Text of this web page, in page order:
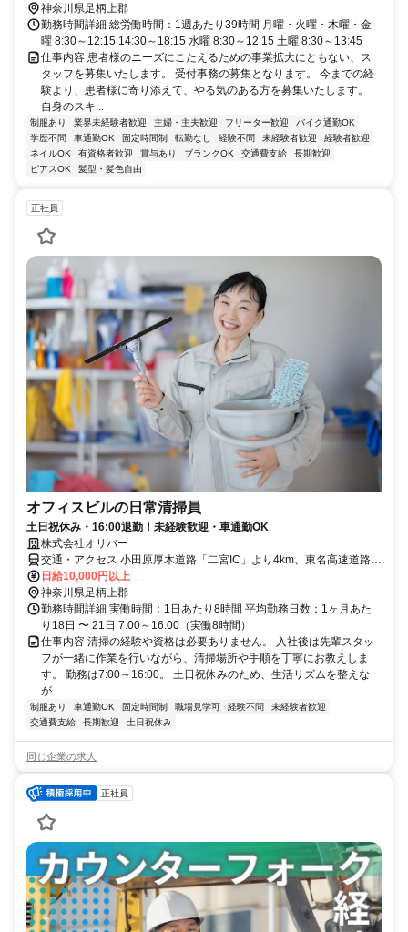
神奈川県足柄上郡
勤務時間詳細 総労働時間：1週あたり39時間 月曜・火曜・木曜・金
曜 8:30～12:15 14:30～18:15 水曜 8:30～12:15 土曜 8:30～13:45
仕事内容 患者様のニーズにこたえるための事業拡大にともない、ス
タッフを募集いたします。 受付事務の募集となります。 今までの経
験より、患者様に寄り添えて、やる気のある方を募集いたします。
自身のスキ...
制服あり 業界未経験者歓迎 主婦・主夫歓迎 フリーター歓迎
バイク通勤OK
学歴不問
車通勤OK 固定時間制 転勤なし 経験不問 未経験者歓迎
経験者歓迎
ネイルOK
有資格者歓迎 賞与あり ブランクOK 交通費支給
長期歓迎
ピアスOK
髪型・髪色自由
正社員
オフィスビルの日常清掃員
土日祝休み・16:00退勤！未経験歓迎・車通勤OK
株式会社オリバー
交通・アクセス 小田原厚木道路「二宮IC」より4km、東名高速道路
「秦野中井IC」より5km
日給10,000円以上
神奈川県足柄上郡
勤務時間詳細 実働時間：1日あたり8時間 平均勤務日数：1ヶ月あた
り18日 〜 21日 7:00～16:00（実働8時間）
仕事内容 清掃の経験や資格は必要ありません。 入社後は先輩スタッ
フが一緒に作業を行いながら、清掃場所や手順を丁寧にお教えしま
す。 勤務は7:00～16:00。 土日祝休みのため、生活リズムを整えな
が...
制服あり 車通勤OK 固定時間制 職場見学可 経験不問
未経験者歓迎
交通費支給
長期歓迎 土日祝休み
同じ企業の求人
正社員